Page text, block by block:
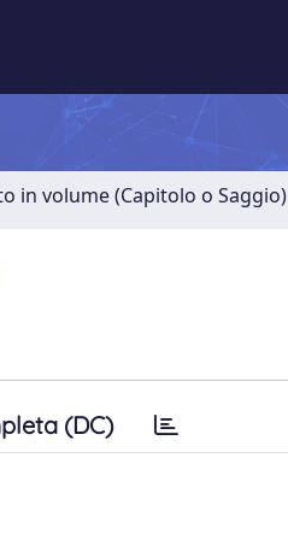
in volume (Capitolo o Saggio)
(DC)